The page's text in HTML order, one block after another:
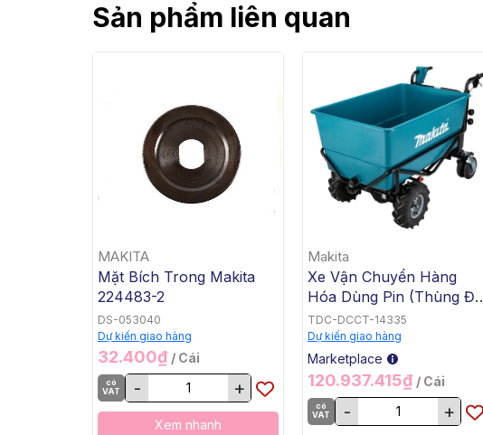
Sản phẩm liên quan
MAKITA
Mặt Bích Trong Makita
224483-2
DS-053040
Dự kiến giao hàng
32.400₫ / Cái
có
VAT
- +
Xem nhanh
Makita
Xe Vận Chuyển Hàng
Hóa Dùng Pin (Thùng Đế
Bằng, BL, 18Vx2) Makita
DCU605Z
TDC-DCCT-14335
Dự kiến giao hàng
Marketplace
120.937.415₫ / Cái
có
VAT
- +